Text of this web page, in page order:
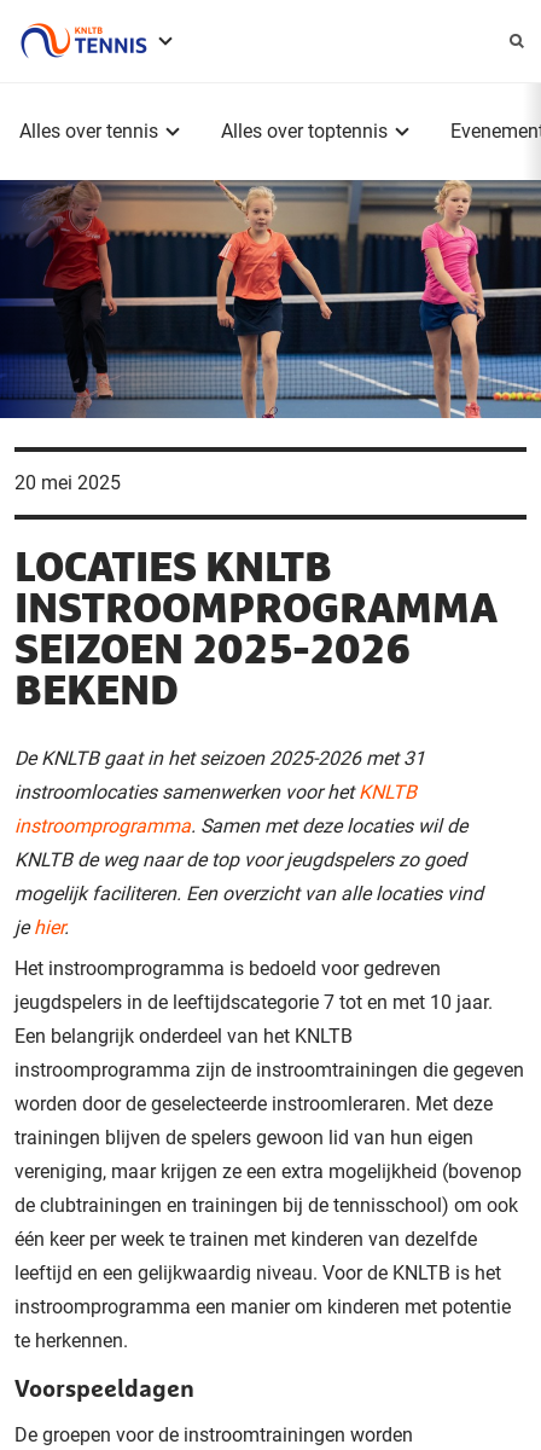
Alles over tennis Alles over toptennis
20 mei 2025
LOCATIES KNLTB
INSTROOMPROGRAMMA
SEIZOEN 2025-2026
BEKEND
De KNLTB gaat in het seizoen 2025-2026 met 31
instroomlocaties samenwerken voor hetKNLTB
instroomprogramma. Samen met deze locaties wil de
KNLTB de weg naar de top voor jeugdspelers zo goed
mogelijk faciliteren. Een overzicht van alle locaties vind
jehier.
Het instroomprogramma is bedoeld voor gedreven
jeugdspelers in de leeftijdscategorie 7 tot en met 10 jaar.
Een belangrijk onderdeel van het KNLTB
instroomprogramma zijn de instroomtrainingen die gegeven
worden door de geselecteerde instroomleraren. Met deze
trainingen blijven de spelers gewoon lid van hun eigen
vereniging, maar krijgen ze een extra mogelijkheid (bovenop
de clubtrainingen en trainingen bij de tennisschool) om ook
één keer per week te trainen met kinderen van dezelfde
leeftijd en een gelijkwaardig niveau. Voor de KNLTB is het
instroomprogramma een manier om kinderen met potentie
te herkennen.
Voorspeeldagen
De groepen voor de instroomtrainingen worden